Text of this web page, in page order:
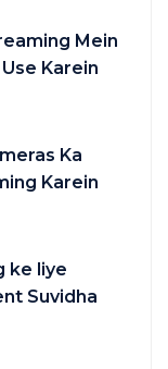
Mein
Karein
Ka
Karein
ke liye
Suvidha